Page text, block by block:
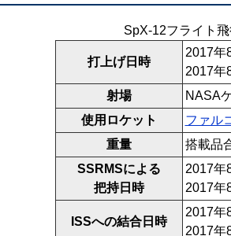
SpX-12フライト
打上げ日時
2017年
2017年
射場
NASA
使用ロケット
ファル
重量
搭載品
SSRMSによる
把持日時
2017年
2017年
ISSへの結合日時
2017年
2017年